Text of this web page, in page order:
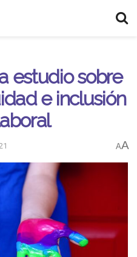
estudio sobre
e inclusión
AA